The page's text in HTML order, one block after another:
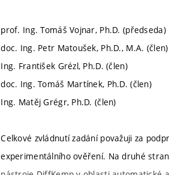
prof. Ing. Tomáš Vojnar, Ph.D. (předseda)
doc. Ing. Petr Matoušek, Ph.D., M.A. (člen)
Ing. František Grézl, Ph.D. (člen)
doc. Ing. Tomáš Martínek, Ph.D. (člen)
Ing. Matěj Grégr, Ph.D. (člen)
Celkové zvládnutí zadání považuji za
experimentálního ověření. Na druhé